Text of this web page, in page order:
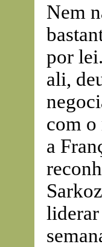
Nem
por
ali,
com o
a
liderar